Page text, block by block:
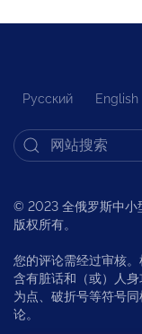
Русский English
© 2023 全俄罗斯中小
版权所有。
您的评论需经过审核
含有脏话和（或）人
为点、破折号等符号
论。